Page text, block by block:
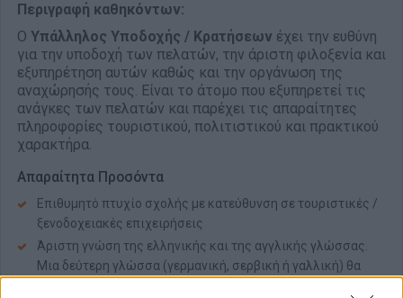
Περιγραφή καθηκόντων:
Ο Υπάλληλος Υποδοχής / Κρατήσεων έχει την ευθύνη
για την υποδοχή των πελατών, την άριστη φιλοξενία και
εξυπηρέτηση αυτών καθώς και την οργάνωση της
αναχώρησής τους. Είναι το άτομο που εξυπηρετεί τις
ανάγκες των πελατών και παρέχει τις απαραίτητες
πληροφορίες τουριστικού, πολιτιστικού και πρακτικού
χαρακτήρα.
Απαραίτητα Προσόντα
Επιθυμητό πτυχίο σχολής με κατεύθυνση σε τουριστικές /
ξενοδοχειακές επιχειρήσεις
Άριστη γνώση της ελληνικής και της αγγλικής γλώσσας.
Μια δεύτερη γλώσσα (γερμανική, σερβική ή γαλλική) θα